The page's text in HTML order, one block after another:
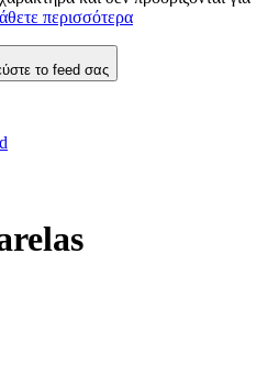
περισσότερα
το feed σας